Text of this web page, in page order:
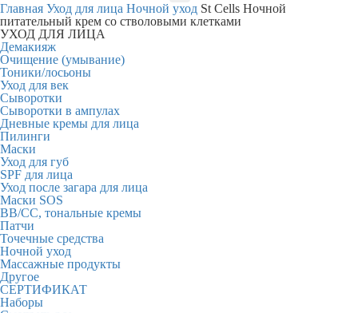
Главная Уход для лица Ночной уход St Cells Ночной
питательный крем со стволовыми клетками
УХОД ДЛЯ ЛИЦА
Демакияж
Очищение (умывание)
Тоники/лосьоны
Уход для век
Сыворотки
Сыворотки в ампулах
Дневные кремы для лица
Пилинги
Маски
Уход для губ
SPF для лица
Уход после загара для лица
Маски SOS
BB/CC, тональные кремы
Патчи
Точечные средства
Ночной уход
Массажные продукты
Другое
СЕРТИФИКАТ
Наборы